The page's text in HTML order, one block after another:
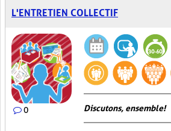
L'ENTRETIEN COLLECTIF
0 Discutons, ensemble!